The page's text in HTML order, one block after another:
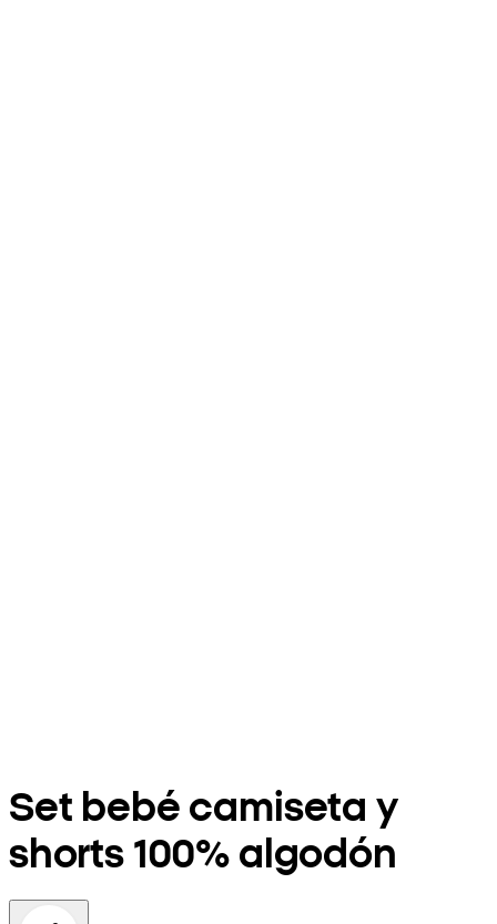
Set bebé camiseta y
shorts 100% algodón